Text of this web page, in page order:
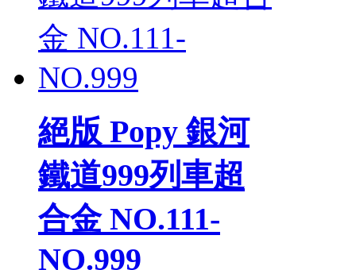
絕版 Popy 銀河
鐵道999列車超
合金 NO.111-
NO.999